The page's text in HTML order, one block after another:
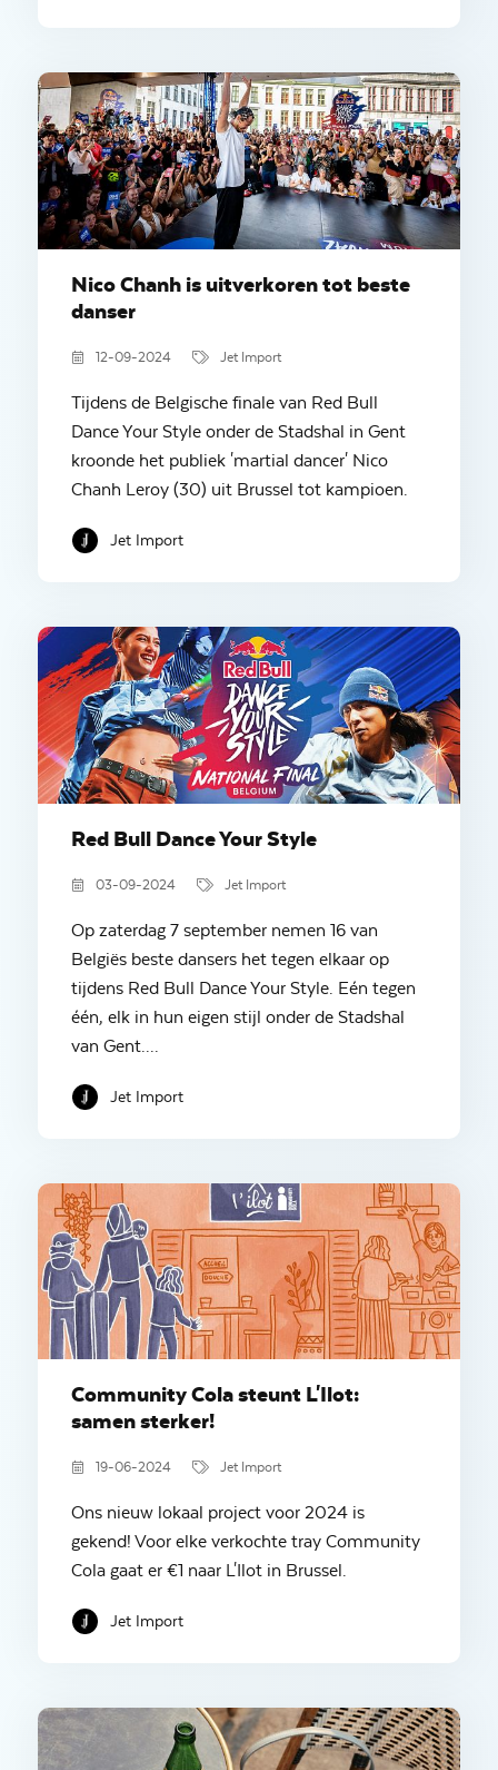
Nico Chanh is uitverkoren tot beste
danser
12-09-2024 Jet Import
Tijdens de Belgische finale van Red Bull
Dance Your Style onder de Stadshal in Gent
kroonde het publiek 'martial dancer' Nico
Chanh Leroy (30) uit Brussel tot kampioen.
Jet Import
Red Bull Dance Your Style
03-09-2024 Jet Import
Op zaterdag 7 september nemen 16 van
Belgiës beste dansers het tegen elkaar op
tijdens Red Bull Dance Your Style. Eén tegen
één, elk in hun eigen stijl onder de Stadshal
van Gent....
Jet Import
Community Cola steunt L'Ilot:
samen sterker!
19-06-2024 Jet Import
Ons nieuw lokaal project voor 2024 is
gekend! Voor elke verkochte tray Community
Cola gaat er €1 naar L'Ilot in Brussel.
Jet Import